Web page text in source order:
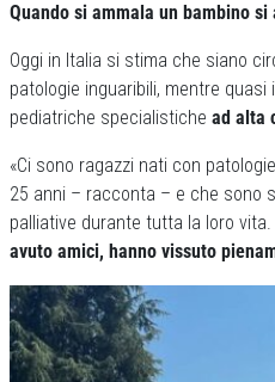
Quando si ammala un bambino
Oggi in Italia si stima che siano
patologie inguaribili, mentre
pediatriche specialistiche ad alta
«Ci sono ragazzi nati con
25 anni – racconta – e che sono
palliative durante tutta la loro vita.
avuto amici, hanno vissuto